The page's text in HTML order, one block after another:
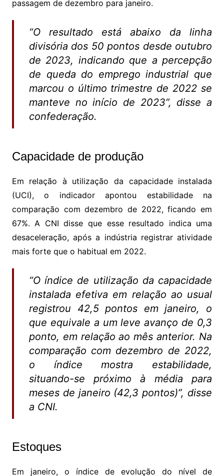
passagem de dezembro para janeiro.
“O resultado está abaixo da linha
divisória dos 50 pontos desde outubro
de 2023, indicando que a percepção
de queda do emprego industrial que
marcou o último trimestre de 2022 se
manteve no início de 2023”, disse a
confederação.
Capacidade de produção
Em relação à utilização da capacidade instalada
(UCI), o indicador apontou estabilidade na
comparação com dezembro de 2022, ficando em
67%. A CNI disse que esse resultado indica uma
desaceleração, após a indústria registrar atividade
mais forte que o habitual em 2022.
“O índice de utilização da capacidade
instalada efetiva em relação ao usual
registrou 42,5 pontos em janeiro, o
que equivale a um leve avanço de 0,3
ponto, em relação ao mês anterior. Na
comparação com dezembro de 2022,
o índice mostra estabilidade,
situando-se próximo à média para
meses de janeiro (42,3 pontos)”, disse
a CNI.
Estoques
Em janeiro, o índice de evolução do nível de